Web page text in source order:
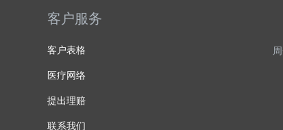
客户服务
客户表格
医疗网络
提出理赔
联系我们